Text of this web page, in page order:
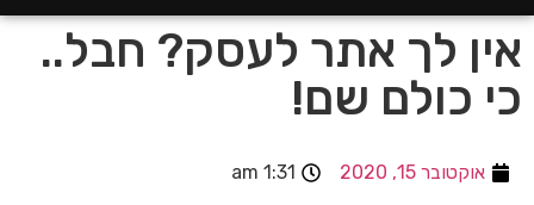
אין לך אתר לעסק? חבל..
כי כולם שם!
אוקטובר 15, 2020 1:31 am